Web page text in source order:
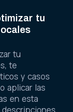
tu
tu
te
y casos
aplicar las
en esta